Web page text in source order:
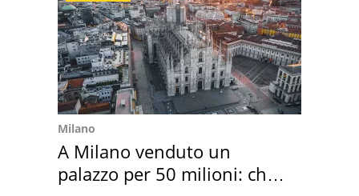
Milano
A Milano venduto un
palazzo per 50 milioni: chi